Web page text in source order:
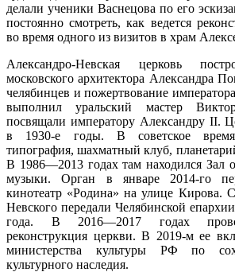
делали ученики Васнецова по его
постоянно смотреть, как ведется
во время одного из визитов в храм
Александро-Невская церковь
московского архитектора Александра
челябинцев и пожертвование
выполнил уральский мастер
посвящали императору Александру II.
в 1930-е годы. В советское
типография, шахматный клуб,
В 1986—2013 годах там находился Зал
музыки. Орган в январе 2014-го
кинотеатр «Родина» на улице Кирова.
Невского передали Челябинской
года. В 2016—2017 годах
реконструкция церкви. В 2019-м ее
министерства культуры РФ по
культурного наследия.